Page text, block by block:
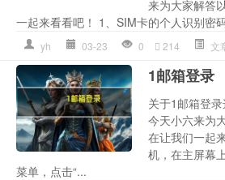
来为大家解答
一起来看看吧！ 1、SIM卡的个人识别密
yh 03-23 0 214 文
1邮箱登录
关于1邮箱登
今天小六来为
在让我们一起
机，在主屏幕
菜单，点击“...